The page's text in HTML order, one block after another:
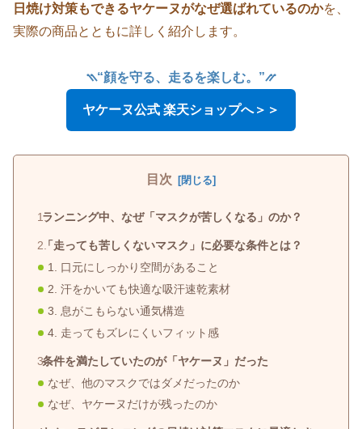
日焼け対策もできるヤケーヌがなぜ選ばれているのかを、
実際の商品とともに詳しく紹介します。
⳹“顔を守る、走るを楽しむ。”⳼
ヤケーヌ公式 楽天ショップへ＞＞
目次
ランニング中、なぜ「マスクが苦しくなる」のか？
「走っても苦しくないマスク」に必要な条件とは？
1. 口元にしっかり空間があること
2. 汗をかいても快適な吸汗速乾素材
3. 息がこもらない通気構造
4. 走ってもズレにくいフィット感
条件を満たしていたのが「ヤケーヌ」だった
なぜ、他のマスクではダメだったのか
なぜ、ヤケーヌだけが残ったのか